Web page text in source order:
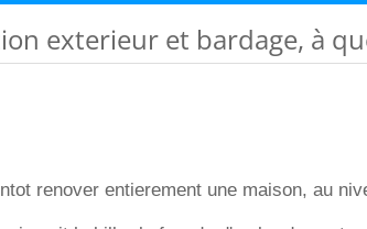
exterieur et bardage, à
renover entierement une maison, au